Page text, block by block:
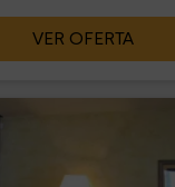
VER OFERTA